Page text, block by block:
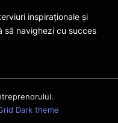
inspiraționale și
să navighezi cu succes
Dark theme